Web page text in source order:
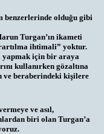
benzerlerinde olduğu gibi
Turgan’ın ikameti
ihtimali” yoktur.
yapmak için bir araya
kullanırken gözaltına
ve beraberindeki kişilere
ve asıl,
biri olan Turgan’a